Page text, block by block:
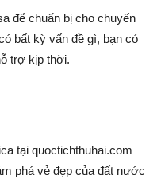
để chuẩn bị cho chuyến
bất kỳ vấn đề gì, bạn có
trợ kịp thời.
tại quoctichthuhai.com
phá vẻ đẹp của đất nước